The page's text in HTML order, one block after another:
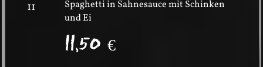
11
Spaghetti in Sahnesauce mit Schinken
und Ei
11,50€